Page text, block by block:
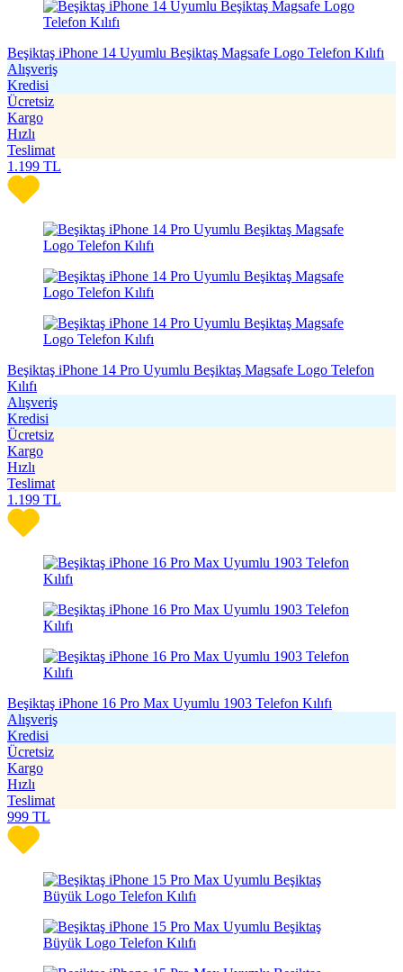
Beşiktaş iPhone 14 Uyumlu Beşiktaş Magsafe Logo Telefon Kılıfı
Alışveriş
Kredisi
Ücretsiz
Kargo
Hızlı
Teslimat
1.199 TL
Beşiktaş iPhone 14 Pro Uyumlu Beşiktaş Magsafe Logo Telefon
Kılıfı
Alışveriş
Kredisi
Ücretsiz
Kargo
Hızlı
Teslimat
1.199 TL
Beşiktaş iPhone 16 Pro Max Uyumlu 1903 Telefon Kılıfı
Alışveriş
Kredisi
Ücretsiz
Kargo
Hızlı
Teslimat
999 TL